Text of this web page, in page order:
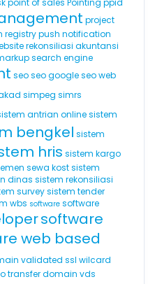
point of sales Pointing ppid
project
registrypush notification
rekonsiliasi akuntansi
search engine
seoseo googleseo web
simpeg simrs
antrian onlinesistem
bengkel sistem
hris sistem kargo
sewa kostsistem
dinas sistem rekonsiliasi
surveysistem tender
wbs software software
software
web based
validated ssl wilcard
transfer domain vds